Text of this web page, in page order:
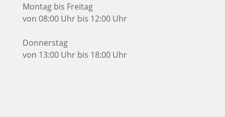
Montag bis Freitag
von 08:00 Uhr bis 12:00 Uhr
Donnerstag
von 13:00 Uhr bis 18:00 Uhr